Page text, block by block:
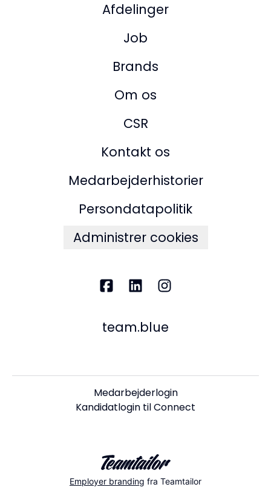
Afdelinger
Job
Brands
Om os
CSR
Kontakt os
Medarbejderhistorier
Persondatapolitik
Administrer cookies
team.blue
Medarbejderlogin
Kandidatlogin til Connect
Employer branding fra Teamtailor